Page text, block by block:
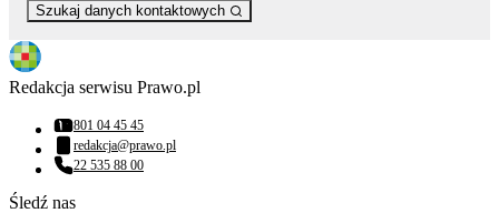
Szukaj danych kontaktowych
Redakcja serwisu Prawo.pl
Numer telefonu:
801 04 45 45
Adres email:
redakcja@prawo.pl
Numer telefonu:
22 535 88 00
Śledź nas